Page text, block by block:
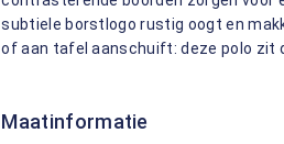
subtiele borstlogo rustig oogt en
of aan tafel aanschuift: deze polo zit
Maatinformatie